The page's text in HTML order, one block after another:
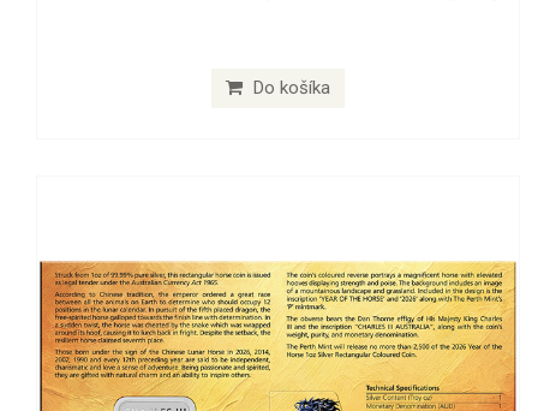
Do košíka